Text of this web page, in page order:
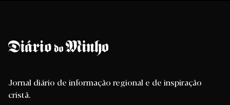
Jornal diário de informação regional e de inspiração
cristã.